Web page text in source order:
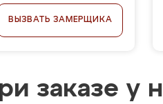
ВЫЗВАТЬ ЗАМЕРЩИКА
заказе у